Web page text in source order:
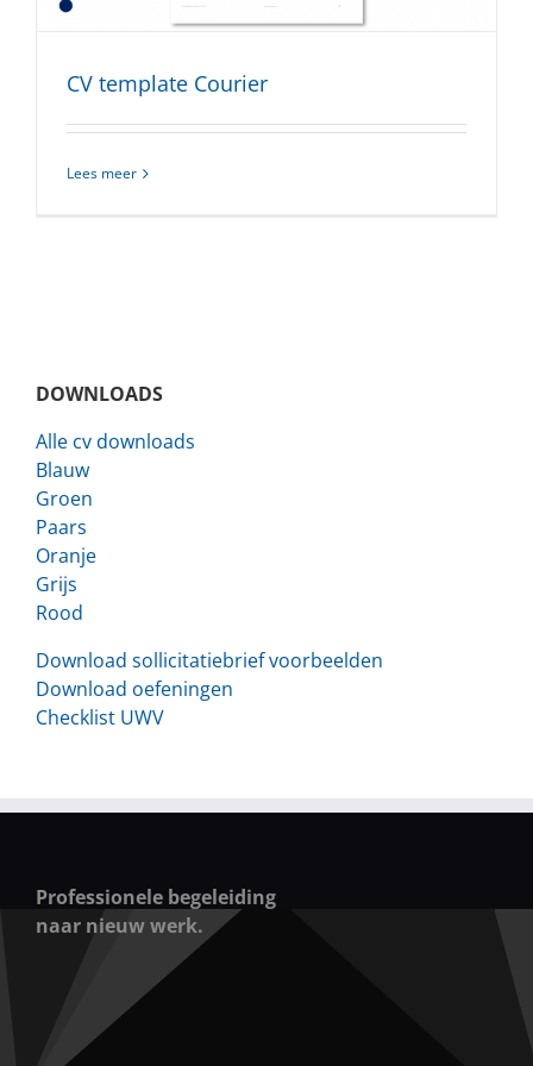
CV template Courier
Lees meer
DOWNLOADS
Alle cv downloads
Blauw
Groen
Paars
Oranje
Grijs
Rood
Download sollicitatiebrief voorbeelden
Download oefeningen
Checklist UWV
Professionele begeleiding
naar nieuw werk.